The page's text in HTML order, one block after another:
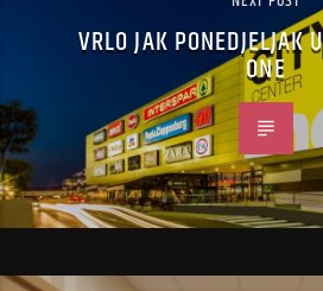
VRLO JAK PONEDJELJAK
ONE